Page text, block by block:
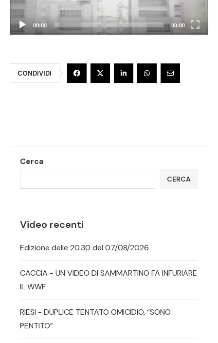
00:00 00:00
CONDIVIDI
Cerca
CERCA
Video recenti
Edizione delle 20.30 del 07/08/2026
CACCIA - UN VIDEO DI SAMMARTINO FA INFURIARE
IL WWF
RIESI - DUPLICE TENTATO OMICIDIO, “SONO
PENTITO”